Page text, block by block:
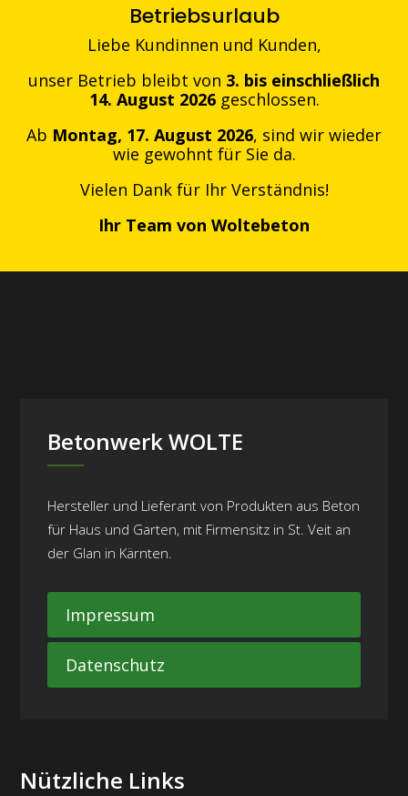
Betriebsurlaub
Liebe Kundinnen und Kunden,
unser Betrieb bleibt von 3. bis einschließlich
14. August 2026geschlossen.
Ab Montag, 17. August 2026, sind wir wieder
wie gewohnt für Sie da.
Vielen Dank für Ihr Verständnis!
Ihr Team von Woltebeton
Betonwerk WOLTE
Hersteller und Lieferant von Produkten aus Beton
für Haus und Garten, mit Firmensitz in St. Veit an
der Glan in Kärnten.
Impressum
Datenschutz
Nützliche Links